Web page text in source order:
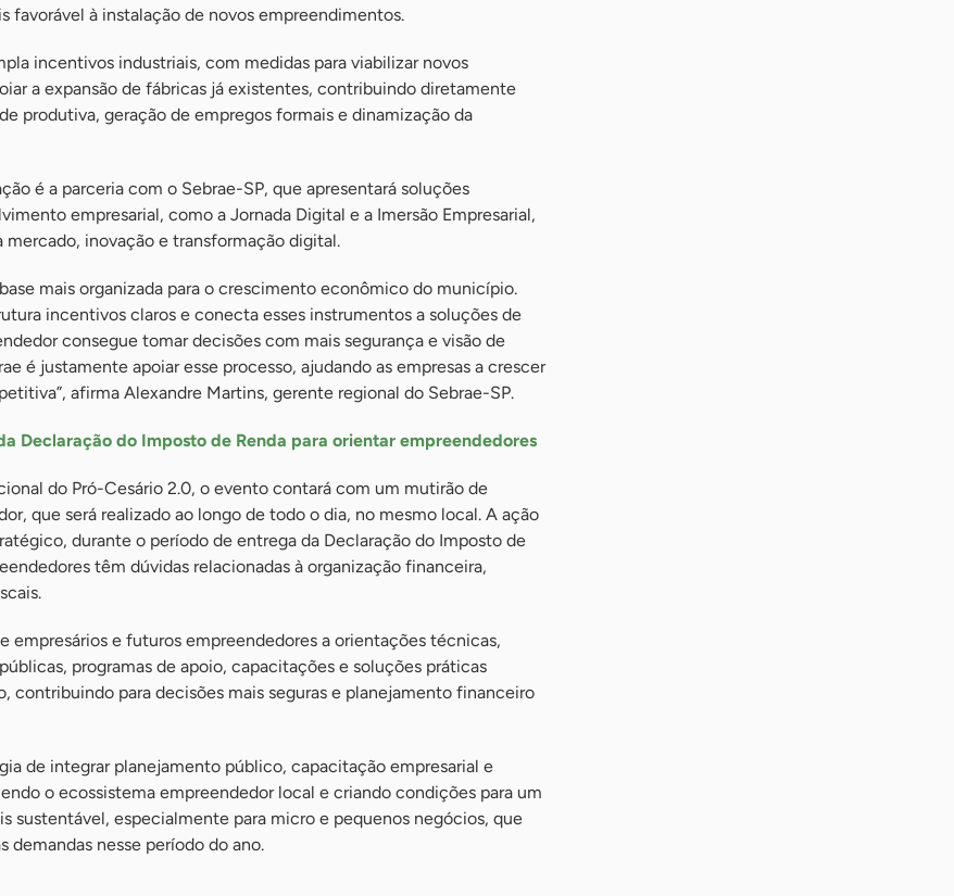
favorável à instalação de novos empreendimentos.
incentivos industriais, com medidas para viabilizar novos
a expansão de fábricas já existentes, contribuindo diretamente
produtiva, geração de empregos formais e dinamização da
é a parceria com o Sebrae-SP, que apresentará soluções
empresarial, como a Jornada Digital e a Imersão Empresarial,
mercado, inovação e transformação digital.
mais organizada para o crescimento econômico do município.
incentivos claros e conecta esses instrumentos a soluções de
consegue tomar decisões com mais segurança e visão de
é justamente apoiar esse processo, ajudando as empresas a crescer
afirma Alexandre Martins, gerente regional do Sebrae-SP.
Declaração do Imposto de Renda para orientar empreendedores
do Pró-Cesário 2.0, o evento contará com um mutirão de
que será realizado ao longo de todo o dia, no mesmo local. A ação
durante o período de entrega da Declaração do Imposto de
têm dúvidas relacionadas à organização financeira,
empresários e futuros empreendedores a orientações técnicas,
programas de apoio, capacitações e soluções práticas
contribuindo para decisões mais seguras e planejamento financeiro
de integrar planejamento público, capacitação empresarial e
o ecossistema empreendedor local e criando condições para um
sustentável, especialmente para micro e pequenos negócios, que
demandas nesse período do ano.